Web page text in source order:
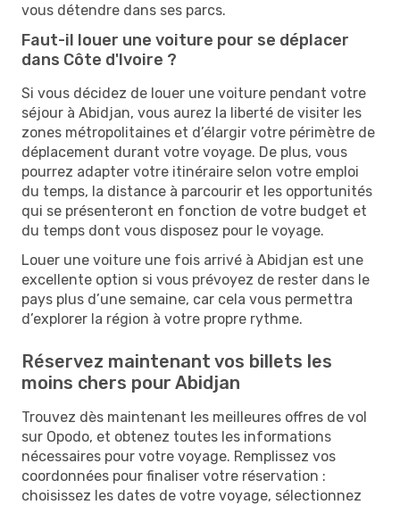
vous détendre dans ses parcs.
Faut-il louer une voiture pour se déplacer
dans Côte d'Ivoire ?
Si vous décidez de louer une voiture pendant votre
séjour à Abidjan, vous aurez la liberté de visiter les
zones métropolitaines et d’élargir votre périmètre de
déplacement durant votre voyage. De plus, vous
pourrez adapter votre itinéraire selon votre emploi
du temps, la distance à parcourir et les opportunités
qui se présenteront en fonction de votre budget et
du temps dont vous disposez pour le voyage.
Louer une voiture une fois arrivé à Abidjan est une
excellente option si vous prévoyez de rester dans le
pays plus d’une semaine, car cela vous permettra
d’explorer la région à votre propre rythme.
Réservez maintenant vos billets les
moins chers pour Abidjan
Trouvez dès maintenant les meilleures offres de vol
sur Opodo, et obtenez toutes les informations
nécessaires pour votre voyage. Remplissez vos
coordonnées pour finaliser votre réservation :
choisissez les dates de votre voyage, sélectionnez